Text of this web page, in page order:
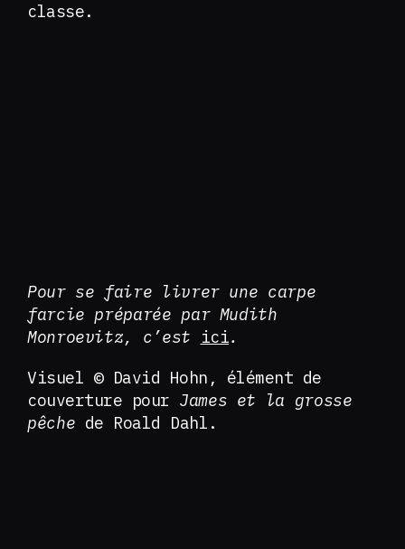
classe.
Pour se faire livrer une carpe
farcie préparée par Mudith
Monroevitz, c’est
ici.
Visuel © David Hohn, élément de
couverture pour James et la grosse
pêche de Roald Dahl.